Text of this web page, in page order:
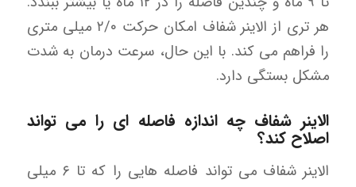
هر تری از الاینر شفاف امکان حرکت ۲/۰ میلی متری
را فراهم می کند. با این حال، سرعت درمان به شدت
مشکل بستگی دارد.
الاینر شفاف چه اندازه فاصله ای را می تواند
اصلاح کند؟
الاینر شفاف می تواند فاصله هایی را که تا ۶ میلی